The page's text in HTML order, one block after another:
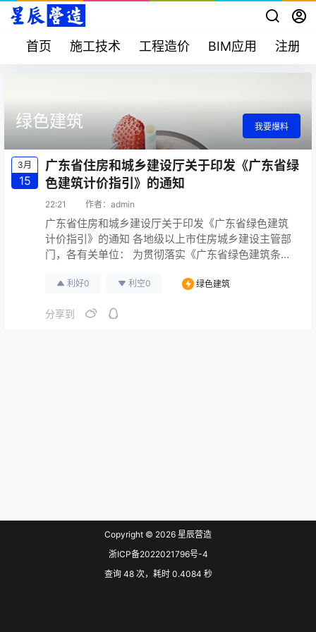
首页 施工技术 工程造价 BIM应用 注册考
绿色建筑 我要爆料
3月
15
广东省住房和城乡建设厅关于印发《广东省绿
色建筑计价指引》的通知
22:21 作者： admin
广东省住房和城乡建设厅关于印发《广东省绿色建筑
计价指引》的通知 各地级以上市住房城乡建设主管部
门，各有关单位： 为贯彻落实《广东省绿色建筑条
产业现代化计价依据编制工作的通知》，加强绿色建
我厅组织制定了《广东省绿色建筑计价指引》（以下
利好0 利空0 绿色建筑
分享到
Copyright © 2026 星辰营造
浙ICP备2022021796号-4
查询 48 次，耗时 0.4084 秒